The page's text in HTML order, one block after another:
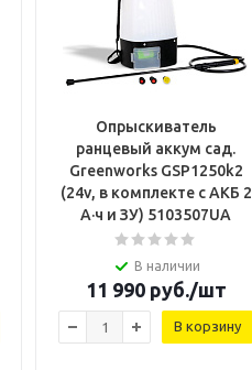
Опрыскиватель
ранцевый аккум сад.
Greenworks GSP1250k2
(24v, в комплекте с АКБ 2
А·ч и ЗУ) 5103507UA
В наличии
11 990руб./шт
В корзину